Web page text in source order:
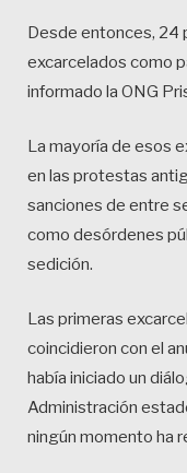
Desde entonces, 24
excarcelados como
informado la ONG
La mayoría de esos
en las protestas
sanciones de entre
como desórdenes
sedición.
Las primeras
coincidieron con el
había iniciado un
Administración
ningún momento ha